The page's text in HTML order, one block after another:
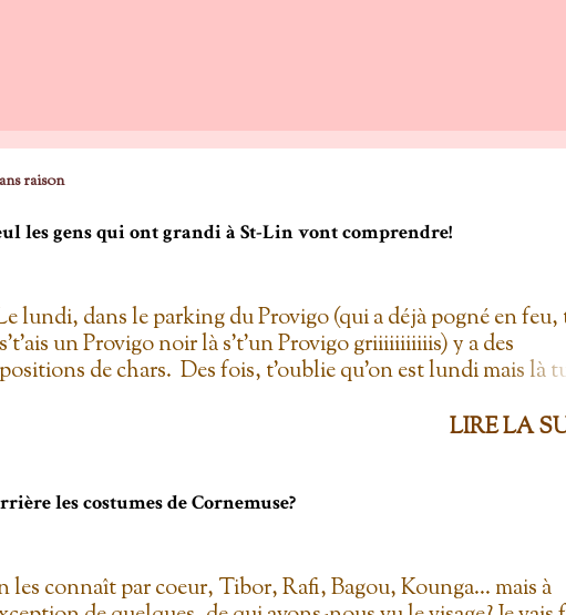
raison
les gens qui ont grandi à St-Lin vont comprendre!
lundi, dans le parking du Provigo (qui a déjà pogné en feu,
un Provigo noir là s't'un Provigo griiiiiiiiiiis) y a des
de chars. Des fois, t'oublie qu'on est lundi mais là
on est lundi ''. Life hack du Provigo: si tu te rends à la
de Super C! 2. L'entrepôt en Folie Fuck le Dollarama quand
en Folie! Ayant également déjà pogné en feu il y a
Dollo, mais dans mon temps, à la caisse, il y avait une
LIRE LA
les costumes de Cornemuse?
les connaît par coeur, Tibor, Rafi, Bagou, Kounga... mais à